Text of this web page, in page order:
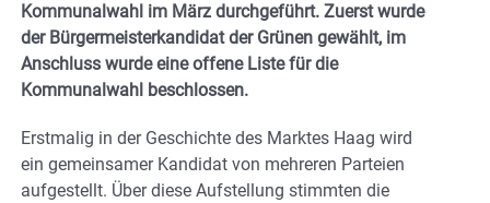
Kommunalwahl im März durchgeführt. Zuerst wurde
der Bürgermeisterkandidat der Grünen gewählt, im
Anschluss wurde eine offene Liste für die
Kommunalwahl beschlossen.
Erstmalig in der Geschichte des Marktes Haag wird
ein gemeinsamer Kandidat von mehreren Parteien
aufgestellt. Über diese Aufstellung stimmten die